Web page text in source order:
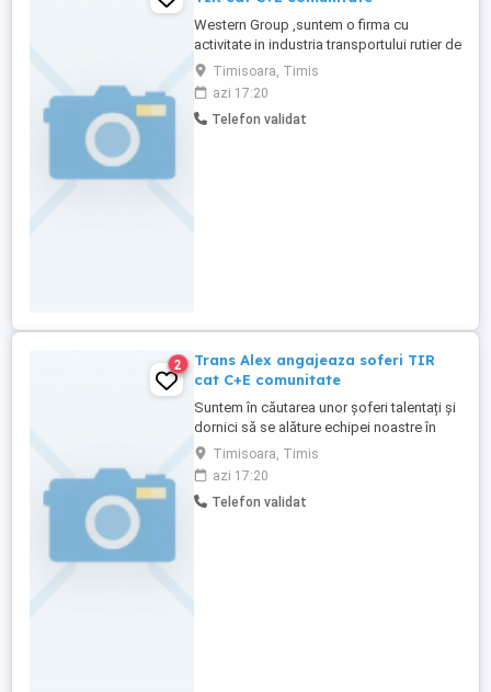
Western Group ,suntem o firma cu
activitate in industria transportului rutier de
mărfuri , angajam sofer tir ,comunitate
Cerințe: Permis conducere categoriile C, E
Cartelă tahograf Atestat valabil transport
marfă Beneficii: Se lucrează singur pe
Timisoara, Timis
azi 17:20
Telefon validat
2
Trans Alex angajeaza soferi TIR
cat C+E comunitate
Suntem în căutarea unor șoferi talentați și
dornici să se alăture echipei noastre în
calitate de șoferi Cat C+ E . Experiență
anterioară în conducerea vehiculelor
comerciale; Pachet salarial competitiv și
avantaje adiționale în funcție de
Timisoara, Timis
azi 17:20
Telefon validat